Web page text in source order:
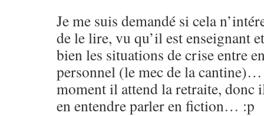
Je me suis demandé si cela
de le lire, vu qu’il est enseignant
bien les situations de crise entre
personnel (le mec de la
moment il attend la retraite, donc
en entendre parler en fiction… :p